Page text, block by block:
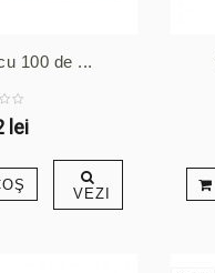
100 de ...
lei
VEZI